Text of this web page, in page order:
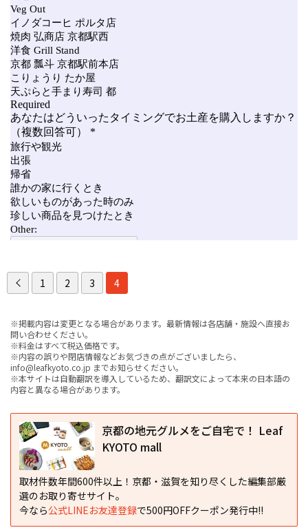
1 2 3 4
※掲載内容は変更となる場合があります。最新情報は各店舗・施設へ直接お
問い合わせください。
※料金はすべて税込価格です。
※内容の誤りや閉店情報などお気づきの点がございましたら、
info@leafkyoto.co.jp までお知らせください。
※本サイトは自動翻訳を導入しているため、翻訳文によって本来の日本語の
内容と異なる場合があります。
京都の地元グルメをご自宅で！ Leaf
KYOTO mall
取材件数年間600件以上！京都・滋賀を知り尽くした編集部厳
選のお取り寄せサイト。
今なら公式LINEお友達登録で500円OFFクーポン発行中!!